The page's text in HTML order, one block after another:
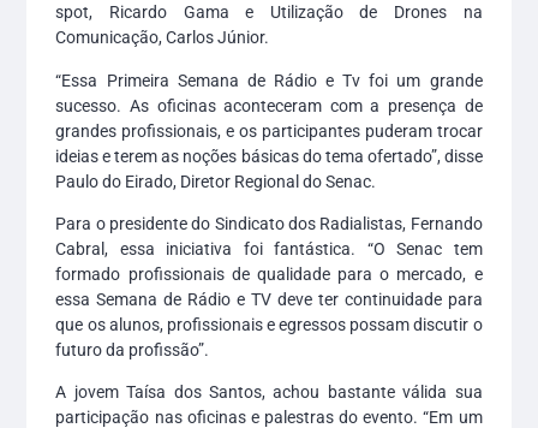
spot, Ricardo Gama e Utilização de Drones na
Comunicação, Carlos Júnior.
“Essa Primeira Semana de Rádio e Tv foi um grande
sucesso. As oficinas aconteceram com a presença de
grandes profissionais, e os participantes puderam trocar
ideias e terem as noções básicas do tema ofertado”, disse
Paulo do Eirado, Diretor Regional do Senac.
Para o presidente do Sindicato dos Radialistas, Fernando
Cabral, essa iniciativa foi fantástica. “O Senac tem
formado profissionais de qualidade para o mercado, e
essa Semana de Rádio e TV deve ter continuidade para
que os alunos, profissionais e egressos possam discutir o
futuro da profissão”.
A jovem Taísa dos Santos, achou bastante válida sua
participação nas oficinas e palestras do evento. “Em um